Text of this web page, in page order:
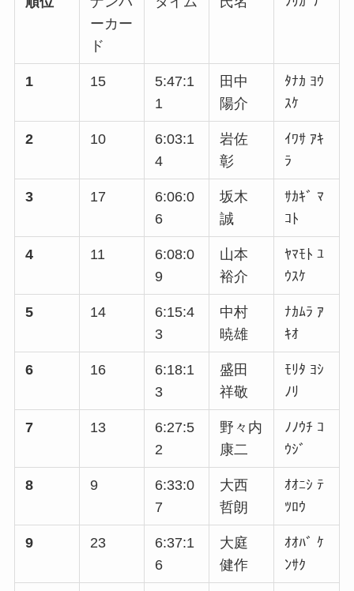
ーカー
ド
1 15
5:47:1
1
田中
陽介
ﾀﾅｶ ﾖｳ
ｽｹ
2 10
6:03:1
4
岩佐
彰
ｲﾜｻ ｱｷ
ﾗ
3 17
6:06:0
6
坂木
誠
ｻｶｷﾞ ﾏ
ｺﾄ
4 11
6:08:0
9
山本
裕介
ﾔﾏﾓﾄ ﾕ
ｳｽｹ
5 14
6:15:4
3
中村
暁雄
ﾅｶﾑﾗ ｱ
ｷｵ
6 16
6:18:1
3
盛田
祥敬
ﾓﾘﾀ ﾖｼ
ﾉﾘ
7 13
6:27:5
2
野々内
康二
ﾉﾉｳﾁ ｺ
ｳｼﾞ
8 9
6:33:0
7
大西
哲朗
ｵｵﾆｼ ﾃ
ﾂﾛｳ
9 23
6:37:1
6
大庭
健作
ｵｵﾊﾞ ｹ
ﾝｻｸ